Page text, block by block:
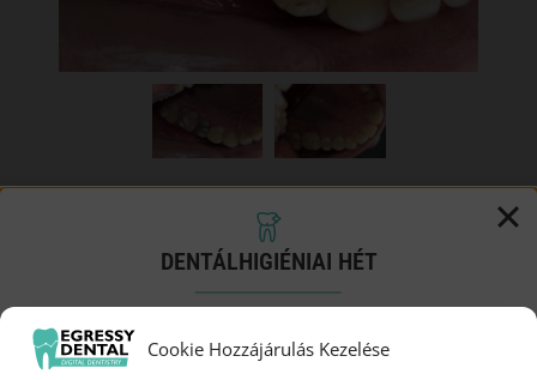
Cookie Hozzájárulás Kezelése
navigáció
Előtte-utána: Régi
alsó fémkerámia
körhíd cseréje
Csavarral rögzülő
fémkerámia korona
DENTÁLHIGIÉNIAI HÉT
Próbáld ki a Biofilm terápiát